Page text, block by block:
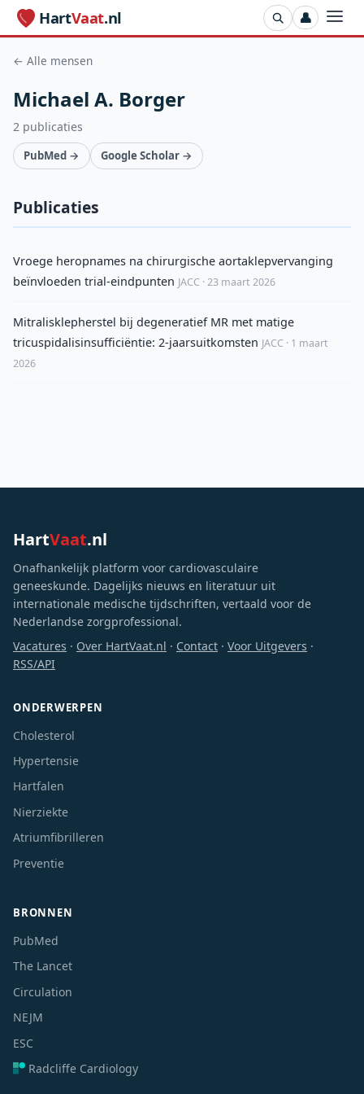
HartVaat.nl 👤
← Alle mensen
Michael A. Borger
2 publicaties
PubMed → Google Scholar →
Publicaties
Vroege heropnames na chirurgische aortaklepvervanging
beïnvloeden trial-eindpunten JACC · 23 maart 2026
Mitralisklepherstel bij degeneratief MR met matige
tricuspidalisinsufficiëntie: 2-jaarsuitkomsten JACC · 1 maart
2026
HartVaat.nl
Onafhankelijk platform voor cardiovasculaire
geneeskunde. Dagelijks nieuws en literatuur uit
internationale medische tijdschriften, vertaald voor de
Nederlandse zorgprofessional.
Vacatures · Over HartVaat.nl · Contact · Voor Uitgevers ·
RSS/API
ONDERWERPEN
Cholesterol
Hypertensie
Hartfalen
Nierziekte
Atriumfibrilleren
Preventie
BRONNEN
PubMed
The Lancet
Circulation
NEJM
ESC
Radcliffe Cardiology